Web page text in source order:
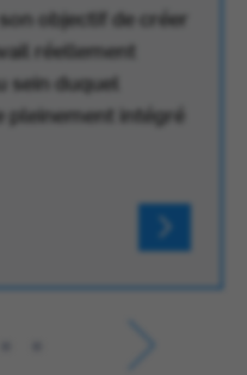
objectif de créer
réellement
sein duquel
pleinement intégré